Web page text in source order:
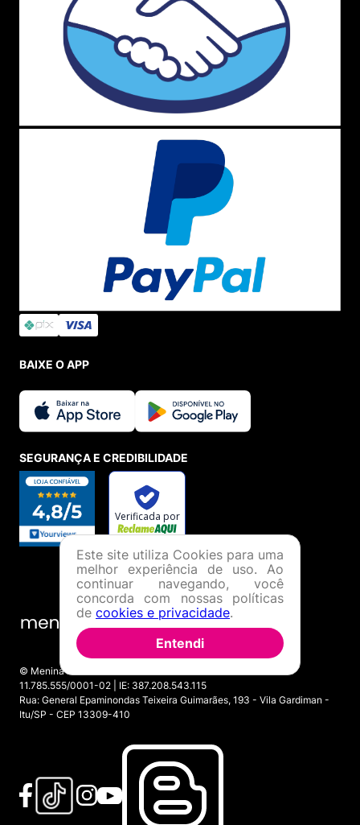
BAIXE O APP
SEGURANÇA E CREDIBILIDADE
© Menina Shoes Comércio de Modas Eireli - EPP CNPJ:
11.785.555/0001-02 | IE: 387.208.543.115
Rua: General Epaminondas Teixeira Guimarães, 193 - Vila Gardiman -
Itu/SP - CEP 13309-410
Este site utiliza Cookies para uma
melhor experiência de uso. Ao
continuar navegando, você
concorda com nossas políticas
de cookies e privacidade.
Entendi